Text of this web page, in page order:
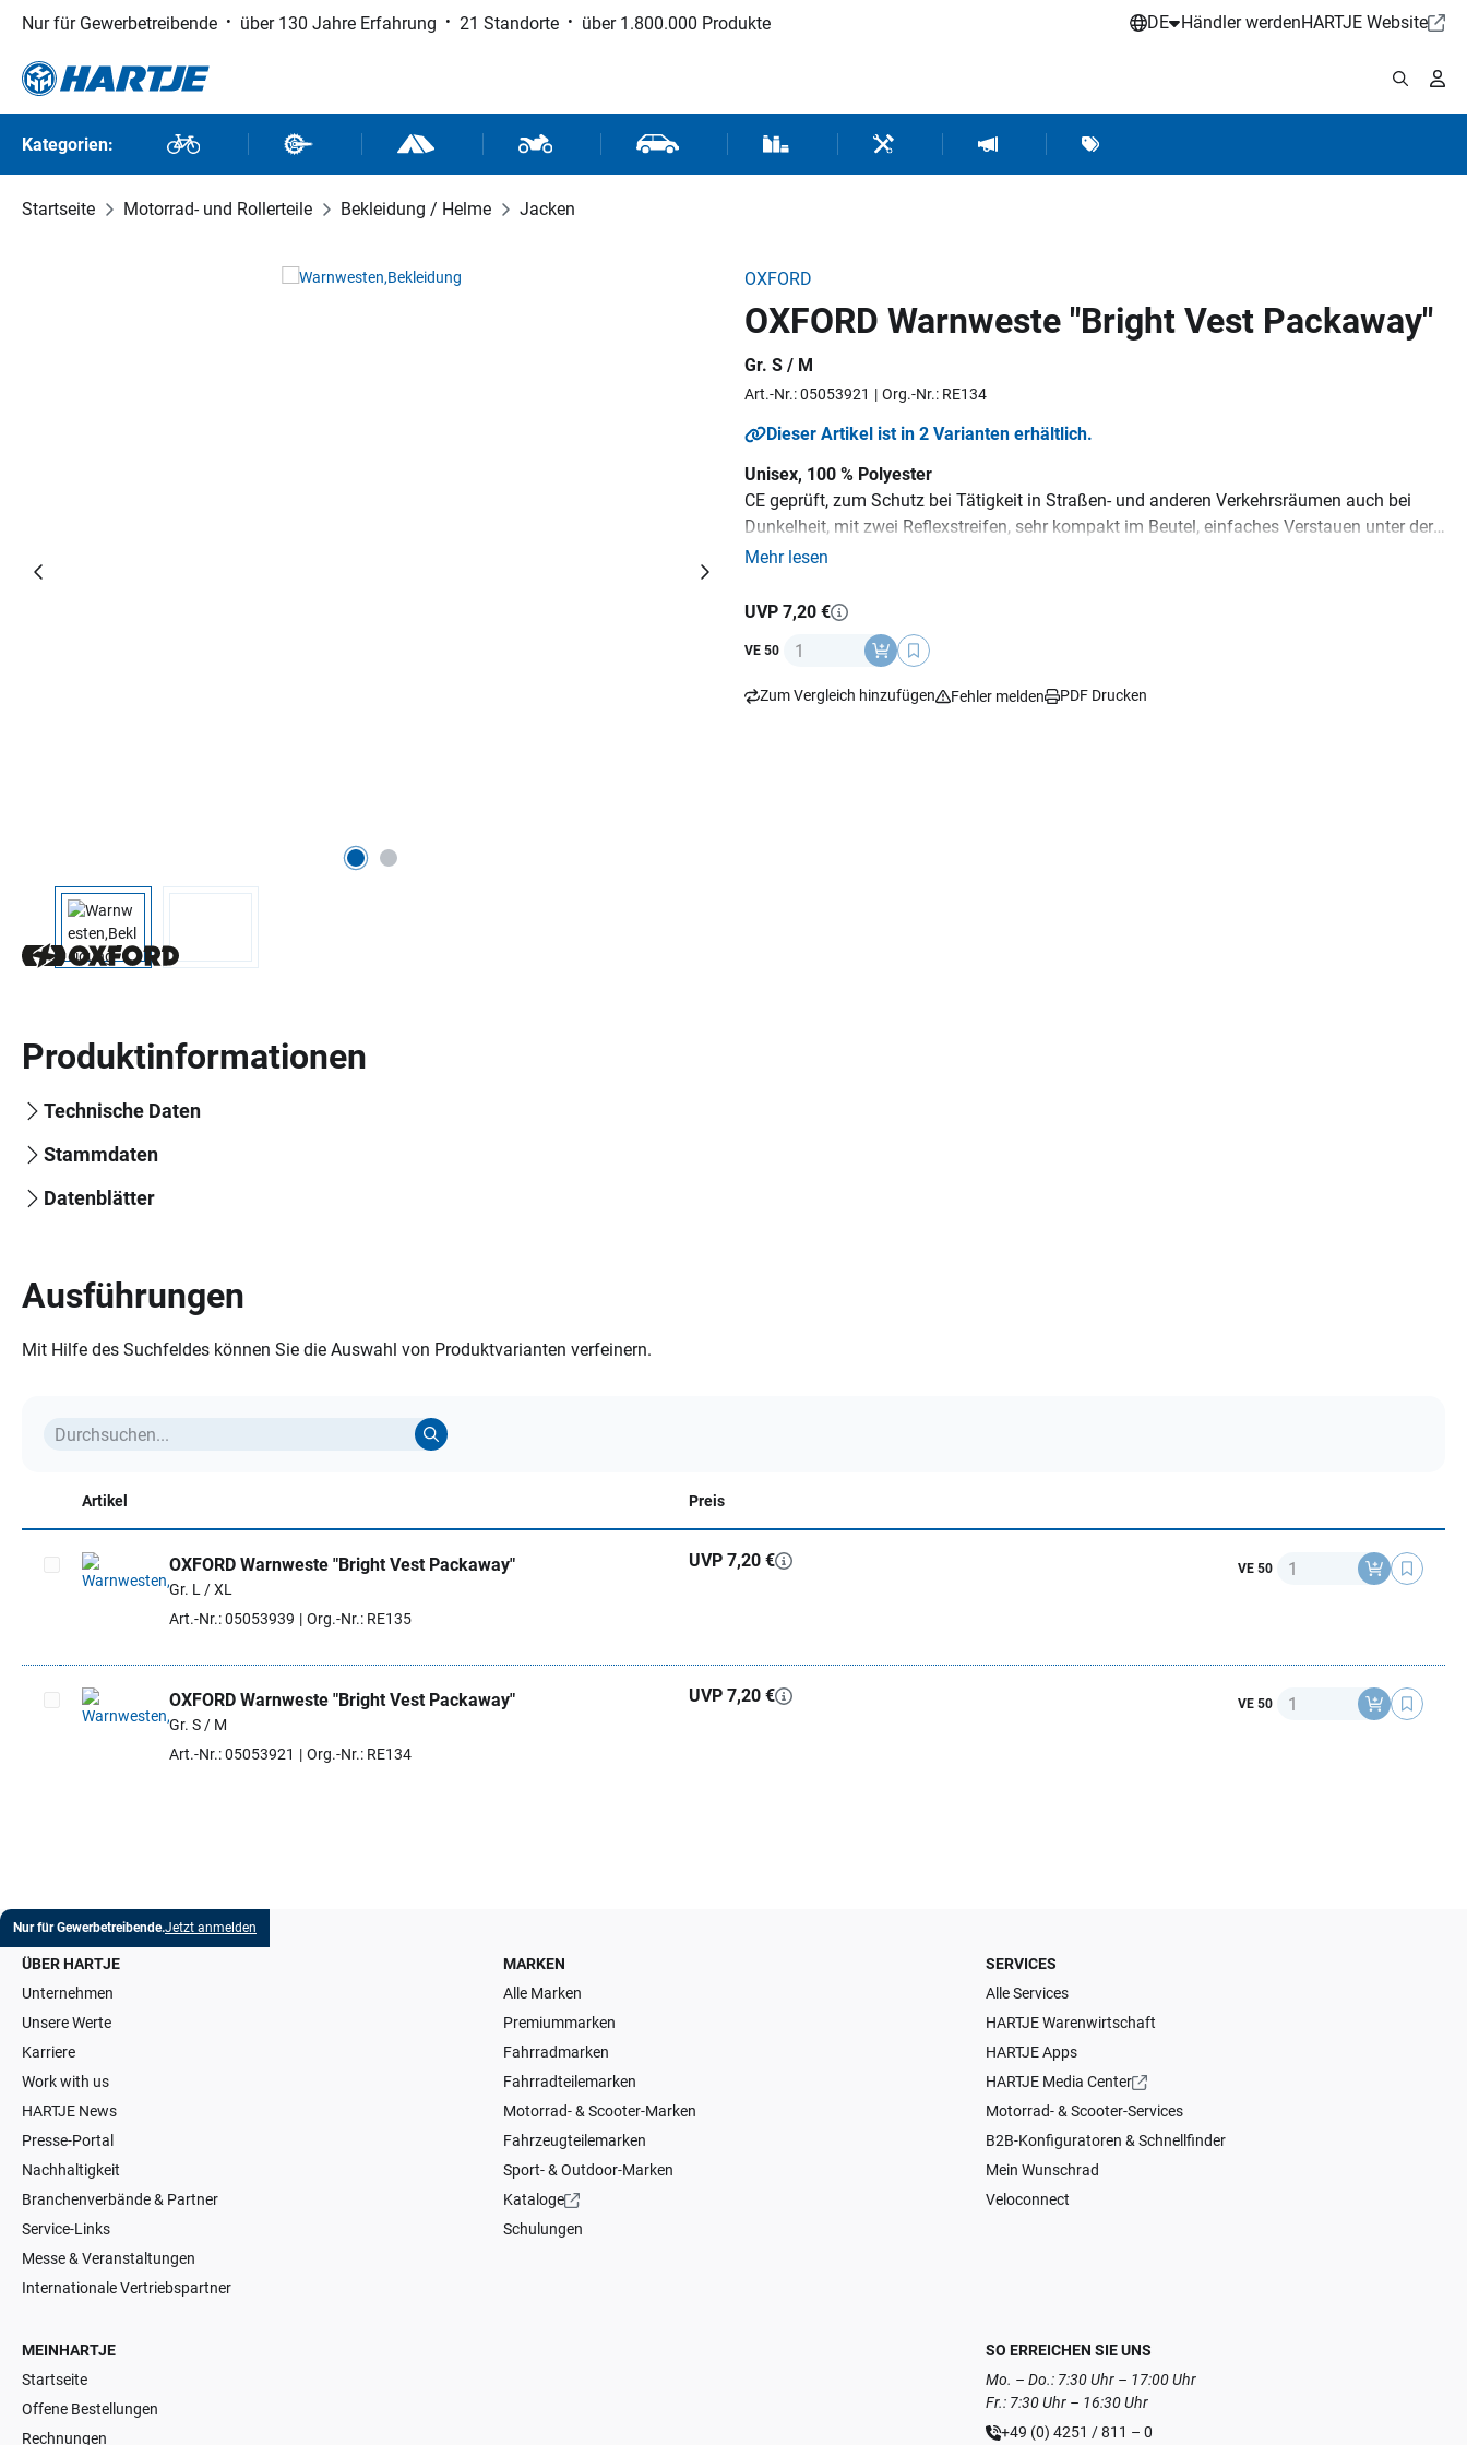
Hauptinhalt springen
Zur Suche springen
Zur Hauptnavigation springen
Nur für Gewerbetreibende über 130 Jahre Erfahrung 21 Standorte über 1.800.000 Produkte DE Händler werdenHARTJE Website
Kategorien: Fahrräder Fahrradteile Outdoor und SportMotorrad- und RollerteileFahrzeugteile und ZubehörVerbrauchsmaterial / Werkstattbedarf
Werkzeuge / Werkstattausrüstung
Hartje MarketingMarken
Startseite Motorrad- und Rollerteile Bekleidung / Helme Jacken
OXFORD
OXFORD Warnweste "Bright Vest Packaway"
Gr. S / M
Art.-Nr.: 05053921 Org.-Nr.: RE134
Dieser Artikel ist in 2 Varianten erhältlich.
Unisex, 100 % Polyester
CE geprüft, zum Schutz bei Tätigkeit in Straßen- und anderen Verkehrsräumen auch bei
Dunkelheit, mit zwei Reflexstreifen, sehr kompakt im Beutel, einfaches Verstauen unter der
Sitzbank
Mehr lesen
UVP 7,20 €
VE 50 Anzahl
Zum Vergleich hinzufügen Fehler melden PDF Drucken
Produktinformationen
Technische Daten
Stammdaten
Datenblätter
Ausführungen
Mit Hilfe des Suchfeldes können Sie die Auswahl von Produktvarianten verfeinern.
Artikel Preis
Artikel auswählen
OXFORD Warnweste "Bright Vest Packaway"
Gr. L / XL
Art.-Nr.: 05053939
Org.-Nr.: RE135
UVP 7,20 € VE 50 Anzahl
Artikel auswählen
OXFORD Warnweste "Bright Vest Packaway"
Gr. S / M
Art.-Nr.: 05053921
Org.-Nr.: RE134
UVP 7,20 € VE 50 Anzahl
Nur für Gewerbetreibende.Jetzt anmelden
ÜBER HARTJE
Unternehmen
Unsere Werte
Karriere
Work with us
HARTJE News
Presse-Portal
Nachhaltigkeit
Branchenverbände & Partner
Service-Links
Messe & Veranstaltungen
Internationale Vertriebspartner
MARKEN
Alle Marken
Premiummarken
Fahrradmarken
Fahrradteilemarken
Motorrad- & Scooter-Marken
Fahrzeugteilemarken
Sport- & Outdoor-Marken
Kataloge
Schulungen
SERVICES
Alle Services
HARTJE Warenwirtschaft
HARTJE Apps
HARTJE Media Center
Motorrad- & Scooter-Services
B2B-Konfiguratoren & Schnellfinder
Mein Wunschrad
Veloconnect
MEINHARTJE
Startseite
Offene Bestellungen
Rechnungen
SO ERREICHEN SIE UNS
Mo. – Do.: 7:30 Uhr – 17:00 Uhr
Fr.: 7:30 Uhr – 16:30 Uhr
+49 (0) 4251 / 811 – 0